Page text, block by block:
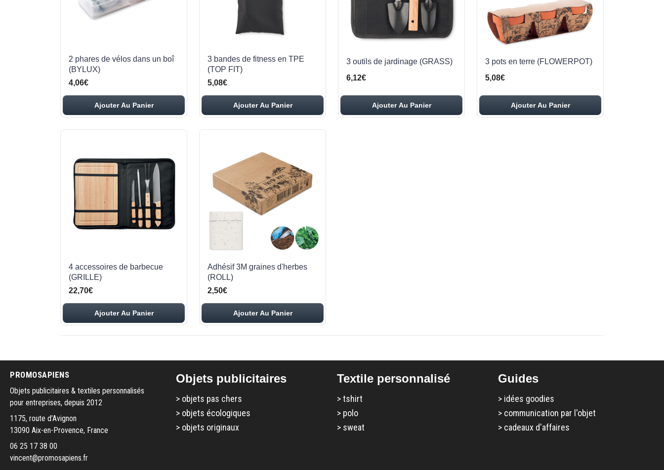
2 phares de vélos dans un boî
(BYLUX)
4,06€
Ajouter Au Panier
3 bandes de fitness en TPE
(TOP FIT)
5,08€
Ajouter Au Panier
3 outils de jardinage (GRASS)
6,12€
Ajouter Au Panier
3 pots en terre (FLOWERPOT)
5,08€
Ajouter Au Panier
4 accessoires de barbecue
(GRILLE)
22,70€
Ajouter Au Panier
Adhésif 3M graines d'herbes
(ROLL)
2,50€
Ajouter Au Panier
PROMOSAPIENS
Objets publicitaires & textiles personnalisés
pour entreprises, depuis 2012
1175, route d’Avignon
13090 Aix-en-Provence, France
06 25 17 38 00
vincent@promosapiens.fr
Objets publicitaires
> objets pas chers
> objets écologiques
> objets originaux
Textile personnalisé
>tshirt
> polo
> sweat
Guides
> idées goodies
> communication par l'objet
> cadeaux d'affaires